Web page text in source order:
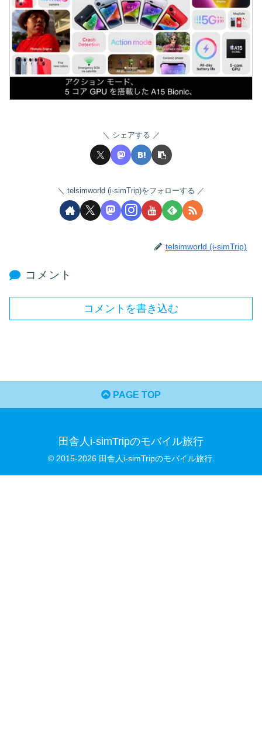
シェアする
telsimworld (i-simTrip)をフォローする
telsimworld (i-simTrip)
コメント
コメントを書き込む
PAGE TOP
田舎人i-simTripのモバイル旅行
© 2015-2026 田舎人i-simTripのモバイル旅行.